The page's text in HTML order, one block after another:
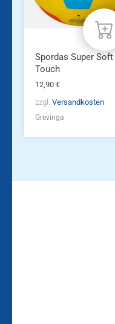
Spordas Super Soft
Touch
12,90 €
zzgl. Versandkosten
Grevinga